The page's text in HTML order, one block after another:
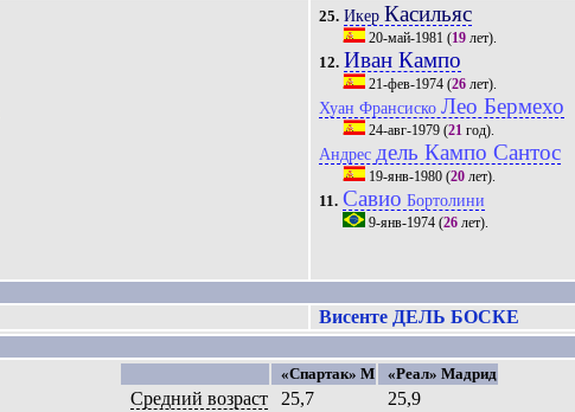
25. Икер Касильяс
20-май-1981 (19 лет).
12. Иван Кампо
21-фев-1974 (26 лет).
Хуан ФрансискоЛео Бермехо
24-авг-1979 (21 год).
Андрес дель Кампо Сантос
19-янв-1980 (20 лет).
11. Савио Бортолини
9-янв-1974 (26 лет).
Висенте ДЕЛЬ БОСКЕ
«Спартак» М
«Реал» Мадрид
Средний возраст 25,7 25,9